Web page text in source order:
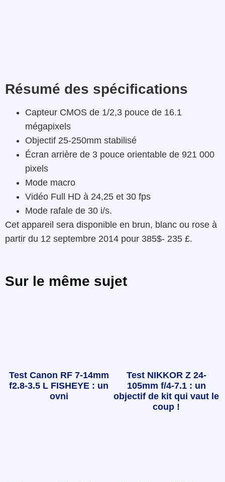
Résumé des spécifications
Capteur CMOS de 1/2,3 pouce de 16.1
mégapixels
Objectif 25-250mm stabilisé
Écran arrière de 3 pouce orientable de 921 000
pixels
Mode macro
Vidéo Full HD à 24,25 et 30 fps
Mode rafale de 30 i/s.
Cet appareil sera disponible en brun, blanc ou rose à
partir du 12 septembre 2014 pour 385$- 235 £.
Sur le même sujet
Test Canon RF 7-14mm
f2.8-3.5 L FISHEYE : un
ovni
Test NIKKOR Z 24-
105mm f/4-7.1 : un
objectif de kit qui vaut le
coup !